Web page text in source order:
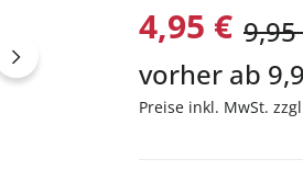
4,95 € 9,95
vorher ab
Preise inkl. MwSt.